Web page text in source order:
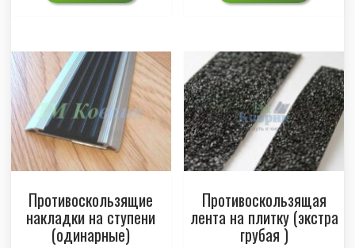
Противоскользящие
накладки на ступени
(одинарные)
Противоскользящая
лента на плитку (экстра
грубая )